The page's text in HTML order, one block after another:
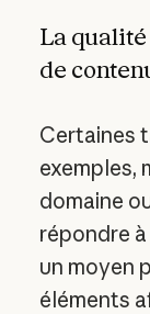
La
de
Certaines
exemples,
domaine
répondre
un moyen
éléments